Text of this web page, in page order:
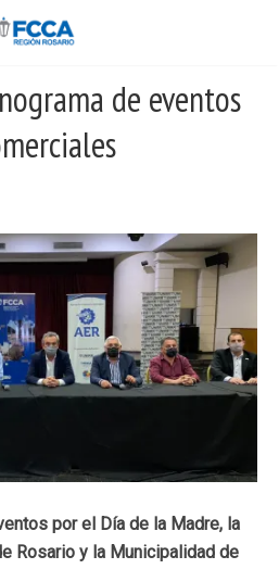
de eventos
por el Día de la Madre, la
Rosario y la Municipalidad de